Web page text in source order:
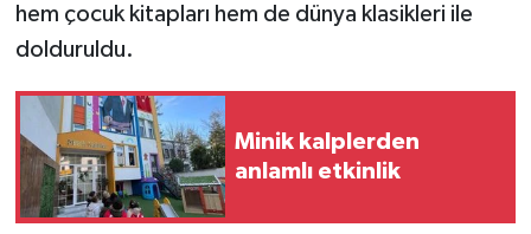
hem çocuk kitapları hem de dünya klasikleri ile
dolduruldu.
Minik kalplerden
anlamlı etkinlik